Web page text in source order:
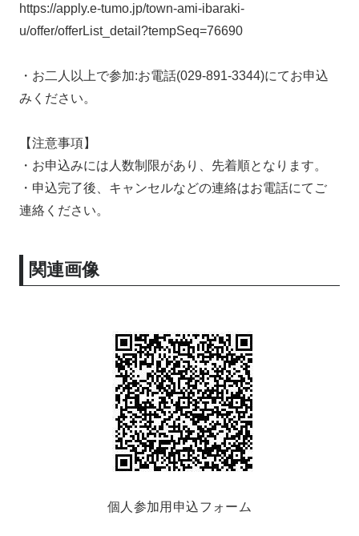
https://apply.e-tumo.jp/town-ami-ibaraki-
u/offer/offerList_detail?tempSeq=76690
・お二人以上で参加:お電話(029-891-3344)にてお申込
みください。
【注意事項】
・お申込みには人数制限があり、先着順となります。
・申込完了後、キャンセルなどの連絡はお電話にてご
連絡ください。
関連画像
個人参加用申込フォーム